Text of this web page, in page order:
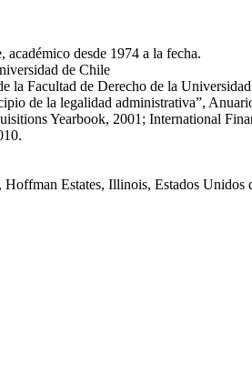
desde 1974 a la fecha.
de Chile
la Facultad de Derecho de la
de la legalidad administrativa”,
Yearbook, 2001; International
Estates, Illinois, Estados Unidos